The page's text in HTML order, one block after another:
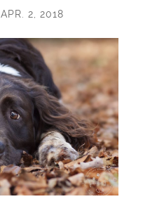
APR. 2, 2018